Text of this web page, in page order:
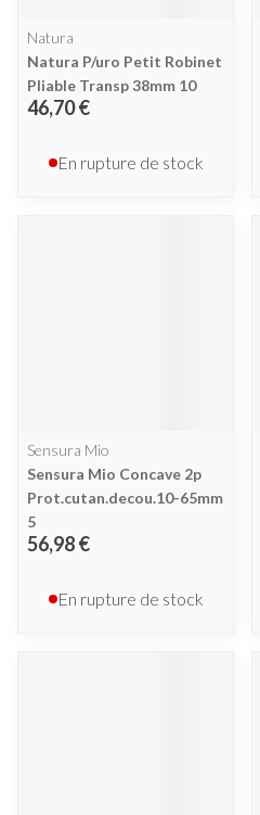
Natura
Natura P/uro Petit Robinet
Pliable Transp 38mm 10
46,70 €
En rupture de stock
Sensura Mio
Sensura Mio Concave 2p
Prot.cutan.decou.10-65mm
5
56,98 €
En rupture de stock